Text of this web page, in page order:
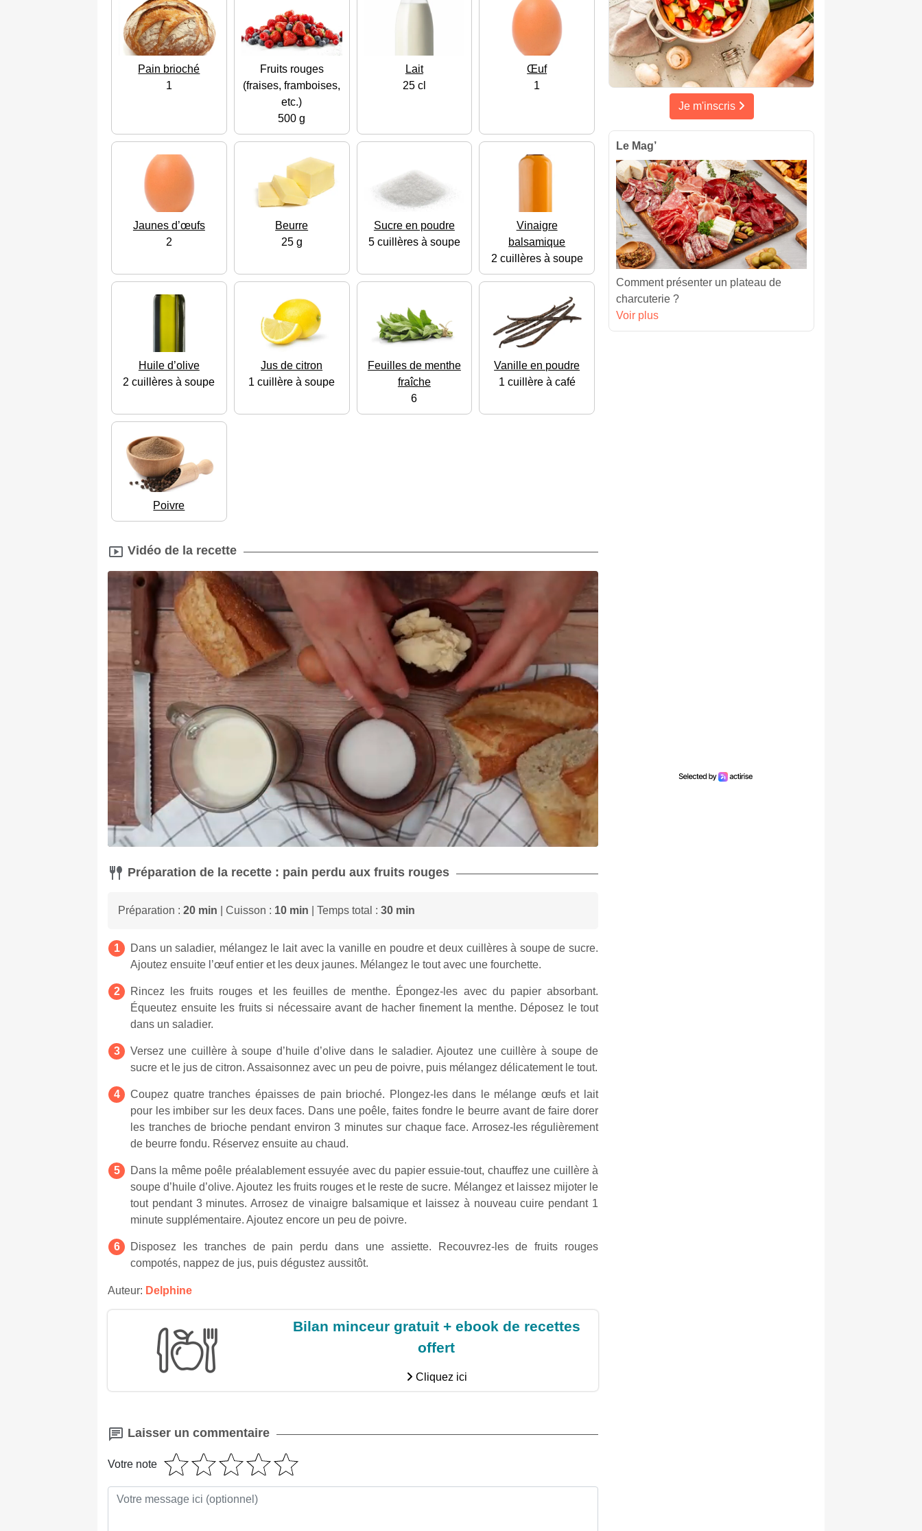
Pain brioché
1
Fruits rouges
(fraises, framboises,
etc.)
500 g
Lait
25 cl
Œuf
1
Jaunes d’œufs
2
Beurre
25 g
Sucre en poudre
5 cuillères à soupe
Vinaigre
balsamique
2 cuillères à soupe
Huile d’olive
2 cuillères à soupe
Jus de citron
1 cuillère à soupe
Feuilles de menthe
fraîche
6
Vanille en poudre
1 cuillère à café
Poivre
Vidéo de la recette
Préparation de la recette : pain perdu aux fruits rouges
Préparation : 20 min | Cuisson : 10 min | Temps total : 30 min
Dans un saladier, mélangez le lait avec la vanille en poudre et deux cuillères à soupe de sucre.
Ajoutez ensuite l’œuf entier et les deux jaunes. Mélangez le tout avec une fourchette.
Rincez les fruits rouges et les feuilles de menthe. Épongez-les avec du papier absorbant.
Équeutez ensuite les fruits si nécessaire avant de hacher finement la menthe. Déposez le tout
dans un saladier.
Versez une cuillère à soupe d’huile d’olive dans le saladier. Ajoutez une cuillère à soupe de
sucre et le jus de citron. Assaisonnez avec un peu de poivre, puis mélangez délicatement le tout.
Coupez quatre tranches épaisses de pain brioché. Plongez-les dans le mélange œufs et lait
pour les imbiber sur les deux faces. Dans une poêle, faites fondre le beurre avant de faire dorer
les tranches de brioche pendant environ 3 minutes sur chaque face. Arrosez-les régulièrement
de beurre fondu. Réservez ensuite au chaud.
Dans la même poêle préalablement essuyée avec du papier essuie-tout, chauffez une cuillère à
soupe d’huile d’olive. Ajoutez les fruits rouges et le reste de sucre. Mélangez et laissez mijoter le
tout pendant 3 minutes. Arrosez de vinaigre balsamique et laissez à nouveau cuire pendant 1
minute supplémentaire. Ajoutez encore un peu de poivre.
Disposez les tranches de pain perdu dans une assiette. Recouvrez-les de fruits rouges
compotés, nappez de jus, puis dégustez aussitôt.
Auteur: Delphine
Bilan minceur gratuit + ebook de recettes
offert
Cliquez ici
Laisser un commentaire
Votre note
Je m'inscris
Le Mag’
Comment présenter un plateau de
charcuterie ?
Voir plus